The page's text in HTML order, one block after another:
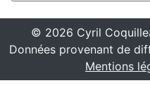
© 2026 Cyril
Données provenant de
Mentions